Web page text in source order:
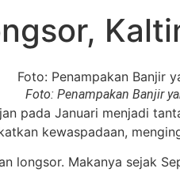
Foto: Penampakan Banjir
pada Januari menjadi
kewaspadaan,
longsor. Makanya sejak